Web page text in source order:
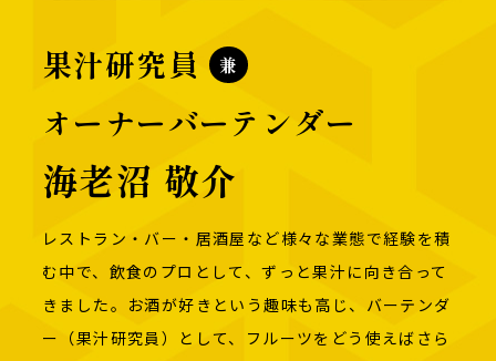
果汁研究員 兼
オーナーバーテンダー
海老沼 敬介
レストラン・バー・居酒屋など様々な業態で経験を積
む中で、 飲食のプロとして、ずっと果汁に向き合って
きました。 お酒が好きという趣味も高じ、バーテンダ
ー（果汁研究員）として、
フルーツをどう使えばさら